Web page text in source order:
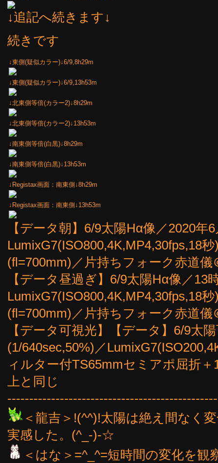
↓追記へ続きます↓
続きです
↓東側(疑似カラー)↓6/9,8h29m
↓東側(疑似カラー)↓6/9,13h53m
↓北東側等倍(カラー2)↓8h29m
↓北東側等倍(カラー2)↓13h53m
↓南東側等倍(白黒)↓8h29m
↓南東側等倍(白黒)↓13h53m
↓Registax画面：南東側↓8h29m
↓Registax画面：南東側↓13h53m
【データ朝】6/9太陽Hα像／2020年
LumixG7(ISO800,4K,MP4,30fps,18
(fl=700mm)／片持ちフォーク赤道儀
【データ昼過ぎ】6/9太陽Hα像／13
LumixG7(ISO800,4K,MP4,30fps,18
(fl=700mm)／片持ちフォーク赤道儀
【データ可視光】【データ】6/9太
(1/640sec,50%)／
ィルター付TS65mmセミアポ屈折
上と同じ
＜龍吉＞!(^^)!太陽は絶え間なく
実感した。(^_-)-☆
＜はな＞=^_^=短時間の変化を